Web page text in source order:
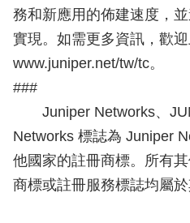
務和新應用的佈建速度，
實現。如需更多資訊，歡迎
www.juniper.net/tw/tc。
###
Juniper Networks、
Networks 標誌為 Juniper
他國家的註冊商標。所有
商標或註冊服務標誌均屬於